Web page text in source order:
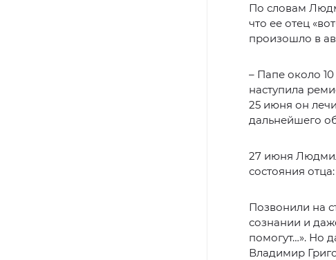
По словам
что ее отец
произошло в
– Папе около
наступила
25 июня он
дальнейшего
27 июня
состояния
Позвонили на
сознании и
помогут…». Но
Владимир